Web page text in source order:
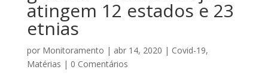
atingem 12 estados e 23
etnias
por Monitoramento | abr 14, 2020 | Covid-19,
Matérias | 0 Comentários